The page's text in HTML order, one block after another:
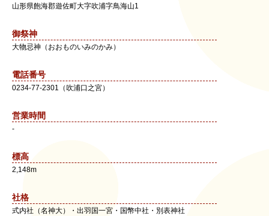
山形県飽海郡遊佐町大字吹浦字鳥海山1
御祭神
大物忌神（おおものいみのかみ）
電話番号
0234-77-2301（吹浦口之宮）
営業時間
-
標高
2,148m
社格
式内社（名神大）・出羽国一宮・国幣中社・別表神社